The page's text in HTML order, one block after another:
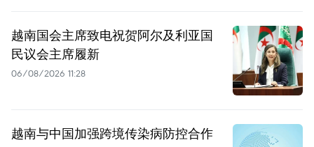
越南国会主席致电祝贺阿尔及利亚国
民议会主席履新
06/08/2026 11:28
越南与中国加强跨境传染病防控合作